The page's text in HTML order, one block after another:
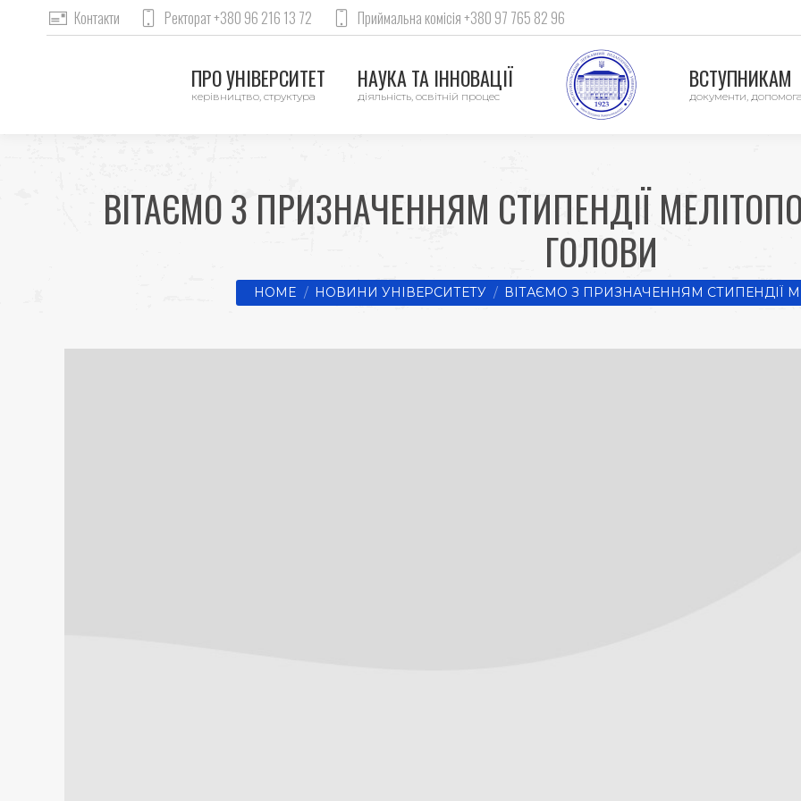
Контакти Ректорат +380 96 216 13 72 Приймальна комісія +380 97 765 82 96
ПРО УНІВЕРСИТЕТ
керівництво, структура
НАУКА ТА ІННОВАЦІЇ
діяльність, освітній процес
ВСТУПНИКАМ
документи,
ВІТАЄМО З ПРИЗНАЧЕННЯМ СТИПЕНДІЇ
ГОЛОВИ
You are here:
HOME НОВИНИ УНІВЕРСИТЕТУ ВІТАЄМО З ПРИЗНАЧЕННЯМ СТИПЕНДІЇ